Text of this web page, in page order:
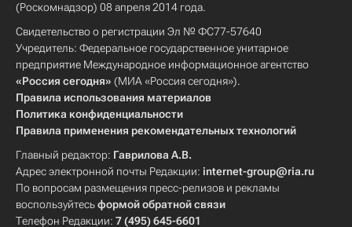
(Роскомнадзор) 08 апреля 2014 года.
Свидетельство о регистрации Эл № ФС77-57640
Учредитель: Федеральное государственное унитарное
предприятие Международное информационное агентство
«Россия сегодня» (МИА «Россия сегодня»).
Правила использования материалов
Политика конфиденциальности
Правила применения рекомендательных технологий
Главный редактор: Гаврилова А.В.
Адрес электронной почты Редакции: internet-group@ria.ru
По вопросам размещения пресс-релизов и рекламы
воспользуйтесьформой обратной связи
Телефон Редакции: 7 (495) 645-6601